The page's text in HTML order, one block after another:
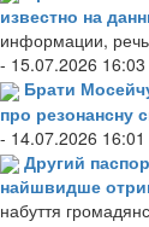
известно на
информации, речь
- 15.07.2026 16:03
Брати
про резонансну
- 14.07.2026 16:01
Другий
найшвидше
набуття